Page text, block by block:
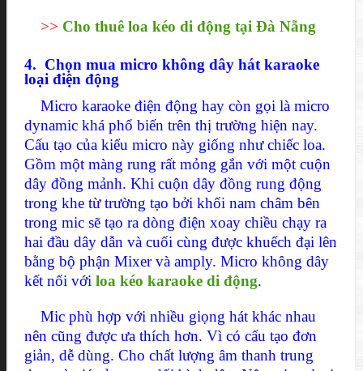
>> Cho thuê loa kéo di động tại Đà Nẵng
4. Chọn mua micro không dây hát karaoke
loại điện động
Micro karaoke điện động hay còn gọi là micro
dynamic khá phổ biến trên thị trường hiện nay.
Cấu tạo của kiểu micro này giống như chiếc loa.
Gồm một màng rung rất mỏng gắn với một cuộn
dây đồng mảnh. Khi cuộn dây đồng rung động
trong khe từ trường tạo bởi khối nam châm bên
trong mic sẽ tạo ra dòng điện xoay chiều chạy ra
hai đầu dây dẫn và cuối cùng được khuếch đại lên
bằng bộ phận Mixer và amply. Micro không dây
kết nối vớiloa kéo karaoke di động.
Mic phù hợp với nhiều giọng hát khác nhau
nên cũng được ưa thích hơn. Vì có cấu tạo đơn
giản, dễ dùng. Cho chất lượng âm thanh trung